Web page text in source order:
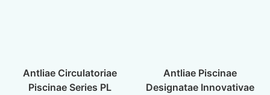
Antliae Circulatoriae
Piscinae Series PL
Antliae Piscinae
Designatae Innovativae